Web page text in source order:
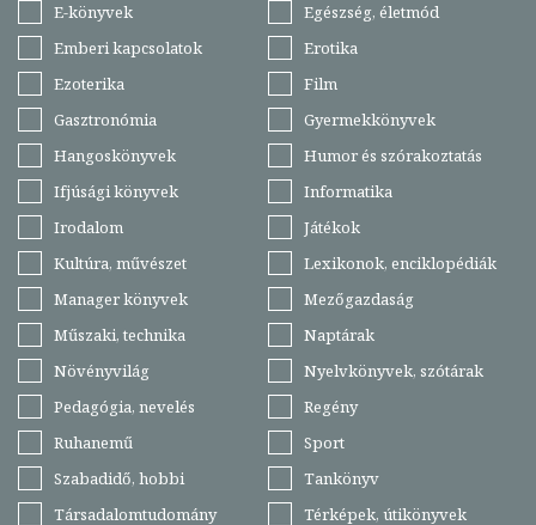
E-könyvek
Egészség, életmód
Emberi kapcsolatok
Erotika
Ezoterika
Film
Gasztronómia
Gyermekkönyvek
Hangoskönyvek
Humor és szórakoztatás
Ifjúsági könyvek
Informatika
Irodalom
Játékok
Kultúra, művészet
Lexikonok, enciklopédiák
Manager könyvek
Mezőgazdaság
Műszaki, technika
Naptárak
Növényvilág
Nyelvkönyvek, szótárak
Pedagógia, nevelés
Regény
Ruhanemű
Sport
Szabadidő, hobbi
Tankönyv
Társadalomtudomány
Térképek, útikönyvek